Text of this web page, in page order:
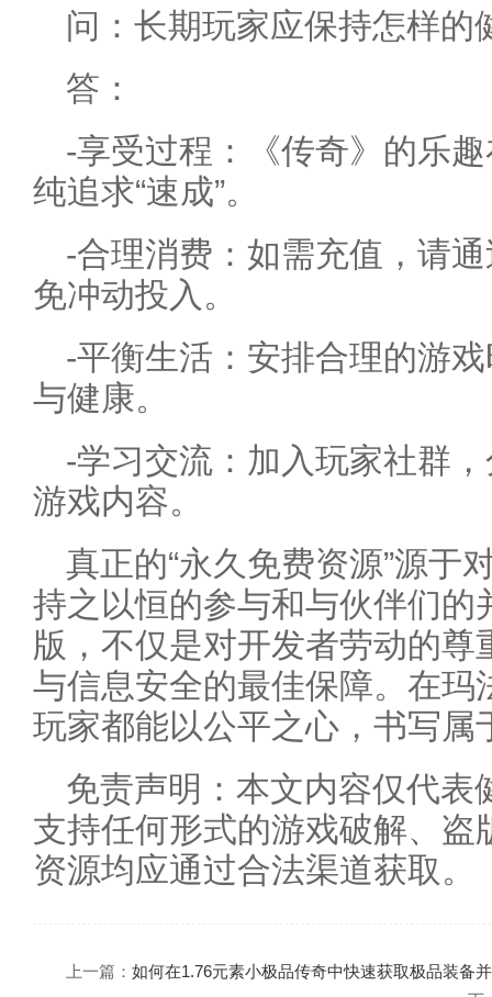
问：长期玩家应保持怎样的
答：
-享受过程：《传奇》的乐
纯追求“速成”。
-合理消费：如需充值，请
免冲动投入。
-平衡生活：安排合理的游
与健康。
-学习交流：加入玩家社群
游戏内容。
真正的“永久免费资源”源于
持之以恒的参与和与伙伴们的
版，不仅是对开发者劳动的
与信息安全的最佳保障。在玛
玩家都能以公平之心，书写属
免责声明：本文内容仅代表
支持任何形式的游戏破解、盗
资源均应通过合法渠道获取。
上一篇： 如何在1.76元素小极品传奇中快速获取极品装备